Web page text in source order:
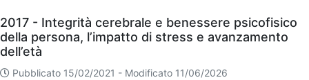
Eventi
2017 - Integrità cerebrale e benessere psicofisico
della persona, l’impatto di stress e avanzamento
dell’età
Pubblicato 15/02/2021 - Modificato 11/06/2026